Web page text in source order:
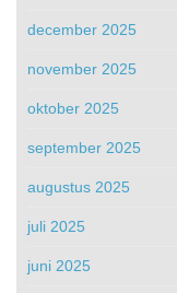
december 2025
november 2025
oktober 2025
september 2025
augustus 2025
juli 2025
juni 2025